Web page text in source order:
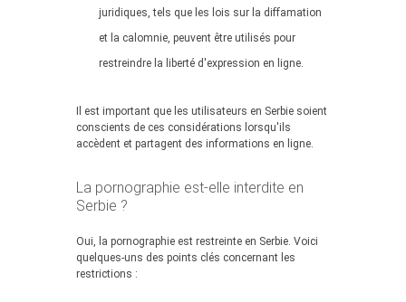
juridiques, tels que les lois sur la diffamation
et la calomnie, peuvent être utilisés pour
restreindre la liberté d'expression en ligne.
Il est important que les utilisateurs en Serbie soient
conscients de ces considérations lorsqu'ils
accèdent et partagent des informations en ligne.
La pornographie est-elle interdite en
Serbie ?
Oui, la pornographie est restreinte en Serbie. Voici
quelques-uns des points clés concernant les
restrictions :